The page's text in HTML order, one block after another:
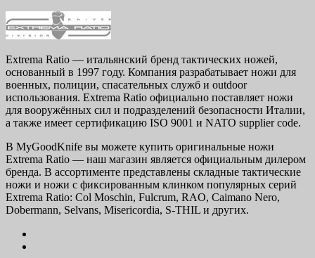
Extrema Ratio — итальянский бренд тактических ножей,
основанный в 1997 году. Компания разрабатывает ножи для
военных, полиции, спасательных служб и outdoor
использования. Extrema Ratio официально поставляет ножи
для вооружённых сил и подразделений безопасности Италии,
а также имеет сертификацию ISO 9001 и NATO supplier code.
В MyGoodKnife вы можете купить оригинальные ножи
Extrema Ratio — наш магазин является официальным дилером
бренда. В ассортименте представлены складные тактические
ножи и ножи с фиксированным клинком популярных серий
Extrema Ratio: Col Moschin, Fulcrum, RAO, Caimano Nero,
Dobermann, Selvans, Misericordia, S-THIL и других.